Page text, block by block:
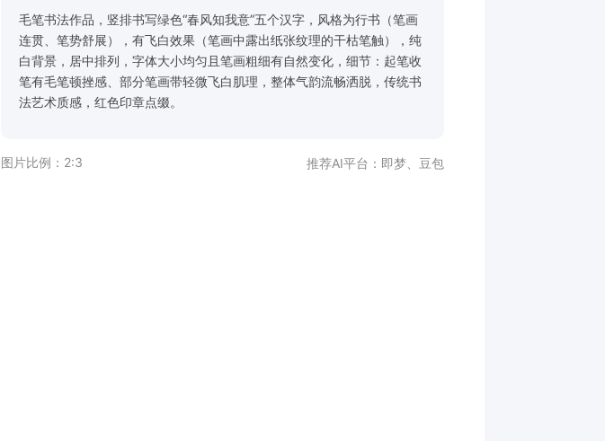
毛笔书法作品，竖排书写绿色“春风知我意”五个汉字，风格为行书（笔画
连贯、笔势舒展），有飞白效果（笔画中露出纸张纹理的干枯笔触），纯
白背景，居中排列，字体大小均匀且笔画粗细有自然变化，细节：起笔收
笔有毛笔顿挫感、部分笔画带轻微飞白肌理，整体气韵流畅洒脱，传统书
法艺术质感，红色印章点缀。
图片比例： 2:3 推荐AI平台： 即梦 豆包